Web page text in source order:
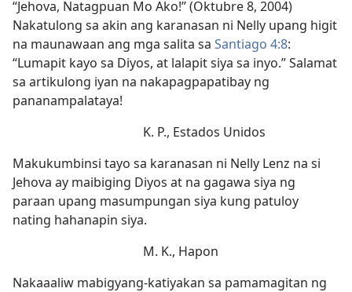
“Jehova, Natagpuan Mo Ako!” (Oktubre 8, 2004)
Nakatulong sa akin ang karanasan ni Nelly upang higit
na maunawaan ang mga salita sa Santiago 4:8:
“Lumapit kayo sa Diyos, at lalapit siya sa inyo.” Salamat
sa artikulong iyan na nakapagpapatibay ng
pananampalataya!
K. P., Estados Unidos
Makukumbinsi tayo sa karanasan ni Nelly Lenz na si
Jehova ay maibiging Diyos at na gagawa siya ng
paraan upang masumpungan siya kung patuloy
nating hahanapin siya.
M. K., Hapon
Nakaaaliw mabigyang-katiyakan sa pamamagitan ng